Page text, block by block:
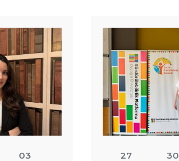
03
Sosyal
Sürdürülebilirlik
Yaz…
27
30